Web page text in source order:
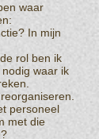
waar
In mijn
rol ben ik
waar ik
personeel
met die